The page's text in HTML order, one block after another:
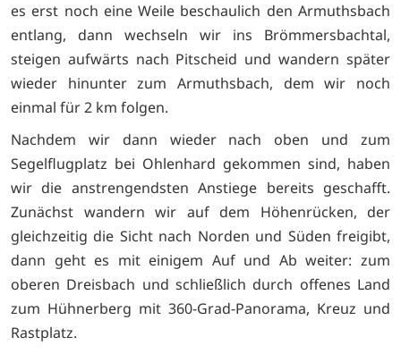
es erst noch eine Weile beschaulich den Armuthsbach
entlang, dann wechseln wir ins Brömmersbachtal,
steigen aufwärts nach Pitscheid und wandern später
wieder hinunter zum Armuthsbach, dem wir noch
einmal für 2 km folgen.
Nachdem wir dann wieder nach oben und zum
Segelflugplatz bei Ohlenhard gekommen sind, haben
wir die anstrengendsten Anstiege bereits geschafft.
Zunächst wandern wir auf dem Höhenrücken, der
gleichzeitig die Sicht nach Norden und Süden freigibt,
dann geht es mit einigem Auf und Ab weiter: zum
oberen Dreisbach und schließlich durch offenes Land
zum Hühnerberg mit 360-Grad-Panorama, Kreuz und
Rastplatz.